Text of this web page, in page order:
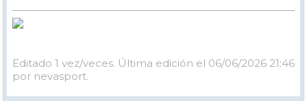
Editado 1 vez/veces. Última edición el 06/06/2026 21:46
por nevasport.